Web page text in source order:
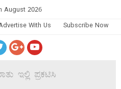
August 2026
With Us Subscribe Now